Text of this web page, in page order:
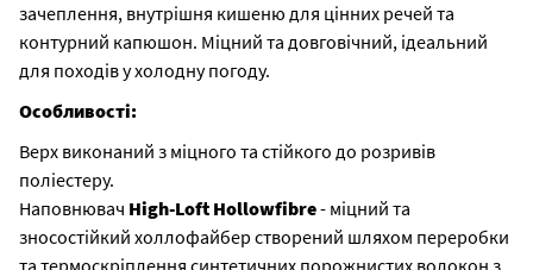
зачеплення, внутрішня кишеню для цінних речей та
контурний капюшон. Міцний та довговічний, ідеальний
для походів у холодну погоду.
Особливості:
Верх виконаний з міцного та стійкого до розривів
поліестеру.
Наповнювач High-Loft Hollowfibre- міцний та
зносостійкий холлофайбер створений шляхом переробки
та термоскріплення синтетичних порожнистих волокон з